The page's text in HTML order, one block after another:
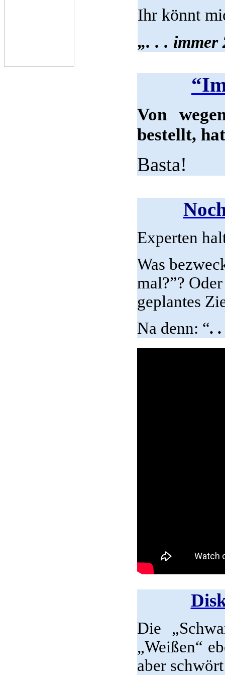
Ihr könnt
„. . . immer
Von
bestellt,
Basta!
Experten
Was
mal?”?
geplantes
Na denn: “.
Die
„Weißen“
aber